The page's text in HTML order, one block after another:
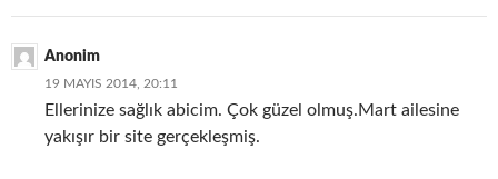
Anonim
19 MAYIS 2014, 20:11
Ellerinize sağlık abicim. Çok güzel olmuş.Mart ailesine
yakışır bir site gerçekleşmiş.